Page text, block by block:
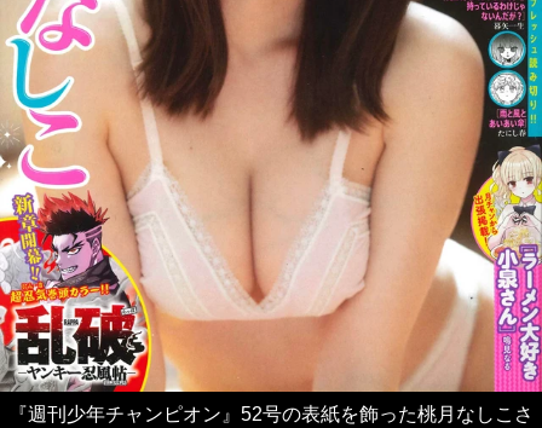
『週刊少年チャンピオン』52号の表紙を飾った桃月なしこさ